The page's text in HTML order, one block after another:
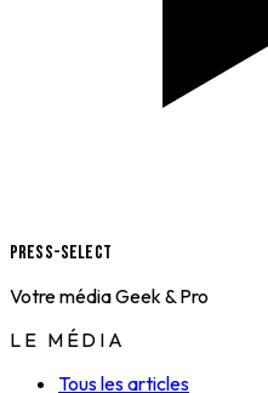
Press-Select
Votre média Geek & Pro
LE MÉDIA
Tous les articles